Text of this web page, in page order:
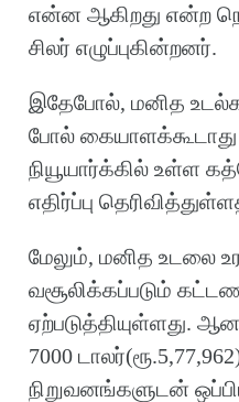
என்ன ஆகிறது என்ற
சிலர் எழுப்புகின்றனர்.
இதேபோல், மனித
போல் கையாளக்கூடாது
நியூயார்க்கில் உள்ள
எதிர்ப்பு
மேலும், மனித உடலை
வசூலிக்கப்படும்
ஏற்படுத்தியுள்ளது.
7000
நிறுவனங்களுடன்